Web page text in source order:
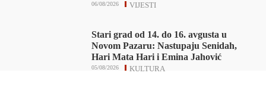
VIJESTI
06/08/2026
Stari grad od 14. do 16. avgusta u
Novom Pazaru: Nastupaju Senidah,
Hari Mata Hari i Emina Jahović
KULTURA
05/08/2026